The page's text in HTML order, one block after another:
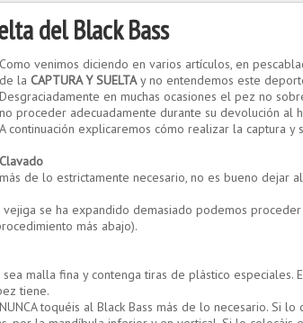
del Black Bass
Como venimos diciendo en varios artículos, en
de la CAPTURA Y SUELTAy no entendemos este
Desgraciadamente en muchas ocasiones el pez no
no proceder adecuadamente durante su devolución al
A continuación explicaremos cómo realizar la captura y
Clavado
de lo estrictamente necesario, no es bueno dejar
se ha expandido demasiado podemos proceder
más abajo).
sea malla fina y contenga tiras de plástico especiales.
tiene.
toquéis al Black Bass más de lo necesario. Si lo